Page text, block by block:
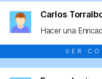
Carlos
Hacer una
VER